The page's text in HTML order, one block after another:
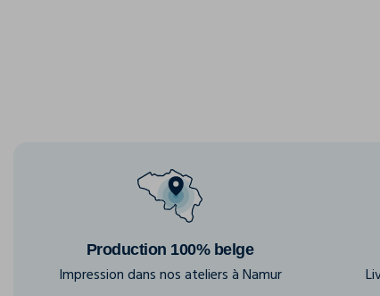
Production 100% belge
Impression dans nos ateliers à Namur